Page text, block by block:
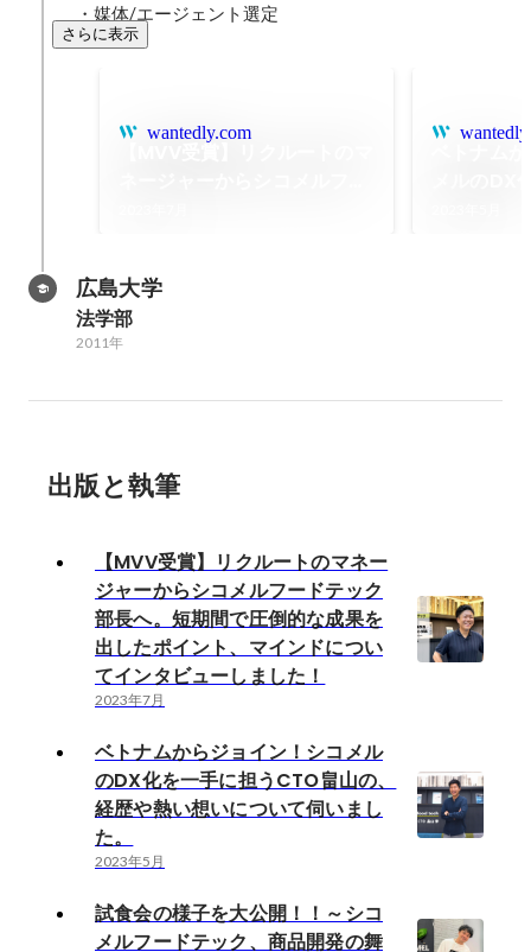
・媒体/エージェント選定
さらに表示
wantedly.com
ビューしました！
広島大学
法学部
2011年
出版と執筆
【MVV受賞】リクルートのマネー
ジャーからシコメルフードテック
部長へ。短期間で圧倒的な成果を
出したポイント、マインドについ
てインタビューしました！
2023年7月
ベトナムからジョイン！シコメル
のDX化を一手に担うCTO畠山の、
経歴や熱い想いについて伺いまし
た。
2023年5月
試食会の様子を大公開！！～シコ
メルフードテック、商品開発の舞